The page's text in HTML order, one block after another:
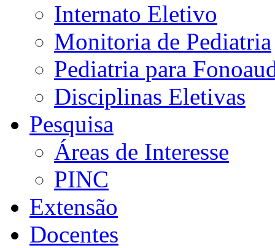
Internato Eletivo
Monitoria de Pediatria
Pediatria para
Disciplinas Eletivas
Pesquisa
Áreas de Interesse
PINC
Extensão
Docentes